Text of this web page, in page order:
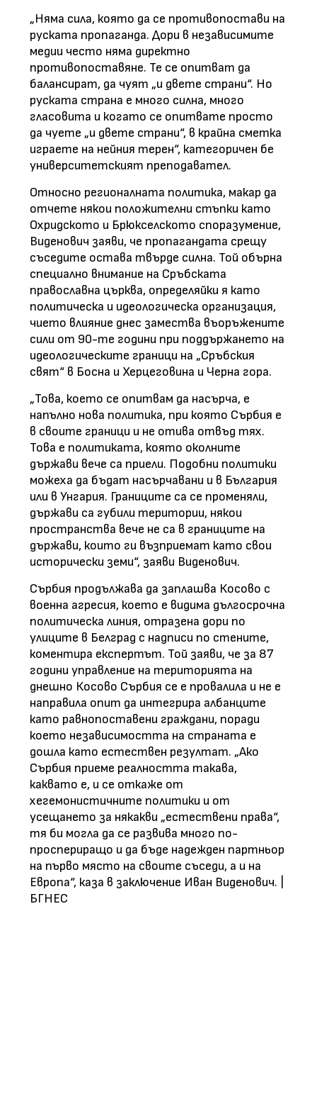
„Няма сила, която да се противопостави на
руската пропаганда. Дори в независимите
медии често няма директно
противопоставяне. Те се опитват да
балансират, да чуят „и двете страни“. Но
руската страна е много силна, много
гласовита и когато се опитвате просто
да чуете „и двете страни“, в крайна сметка
играете на нейния терен“, категоричен бе
университетският преподавател.
Относно регионалната политика, макар да
отчете някои положителни стъпки като
Охридското и Брюкселското споразумение,
Виденович заяви, че пропагандата срещу
съседите остава твърде силна. Той обърна
специално внимание на Сръбската
православна църква, определяйки я като
политическа и идеологическа организация,
чието влияние днес замества въоръжените
сили от 90-те години при поддържането на
идеологическите граници на „Сръбския
свят“ в Босна и Херцеговина и Черна гора.
„Това, което се опитвам да насърча, е
напълно нова политика, при която Сърбия е
в своите граници и не отива отвъд тях.
Това е политиката, която околните
държави вече са приели. Подобни политики
можеха да бъдат насърчавани и в България
или в Унгария. Границите са се променяли,
държави са губили територии, някои
пространства вече не са в границите на
държави, които ги възприемат като свои
исторически земи“, заяви Виденович.
Сърбия продължава да заплашва Косово с
военна агресия, което е видима дългосрочна
политическа линия, отразена дори по
улиците в Белград с надписи по стените,
коментира експертът. Той заяви, че за 87
години управление на територията на
днешно Косово Сърбия се е провалила и не е
направила опит да интегрира албанците
като равнопоставени граждани, поради
което независимостта на страната е
дошла като естествен резултат. „Ако
Сърбия приеме реалността такава,
каквато е, и се откаже от
хегемонистичните политики и от
усещането за някакви „естествени права“,
тя би могла да се развива много по-
проспериращо и да бъде надежден партньор
на първо място на своите съседи, а и на
Европа“, каза в заключение Иван Виденович. |
БГНЕС